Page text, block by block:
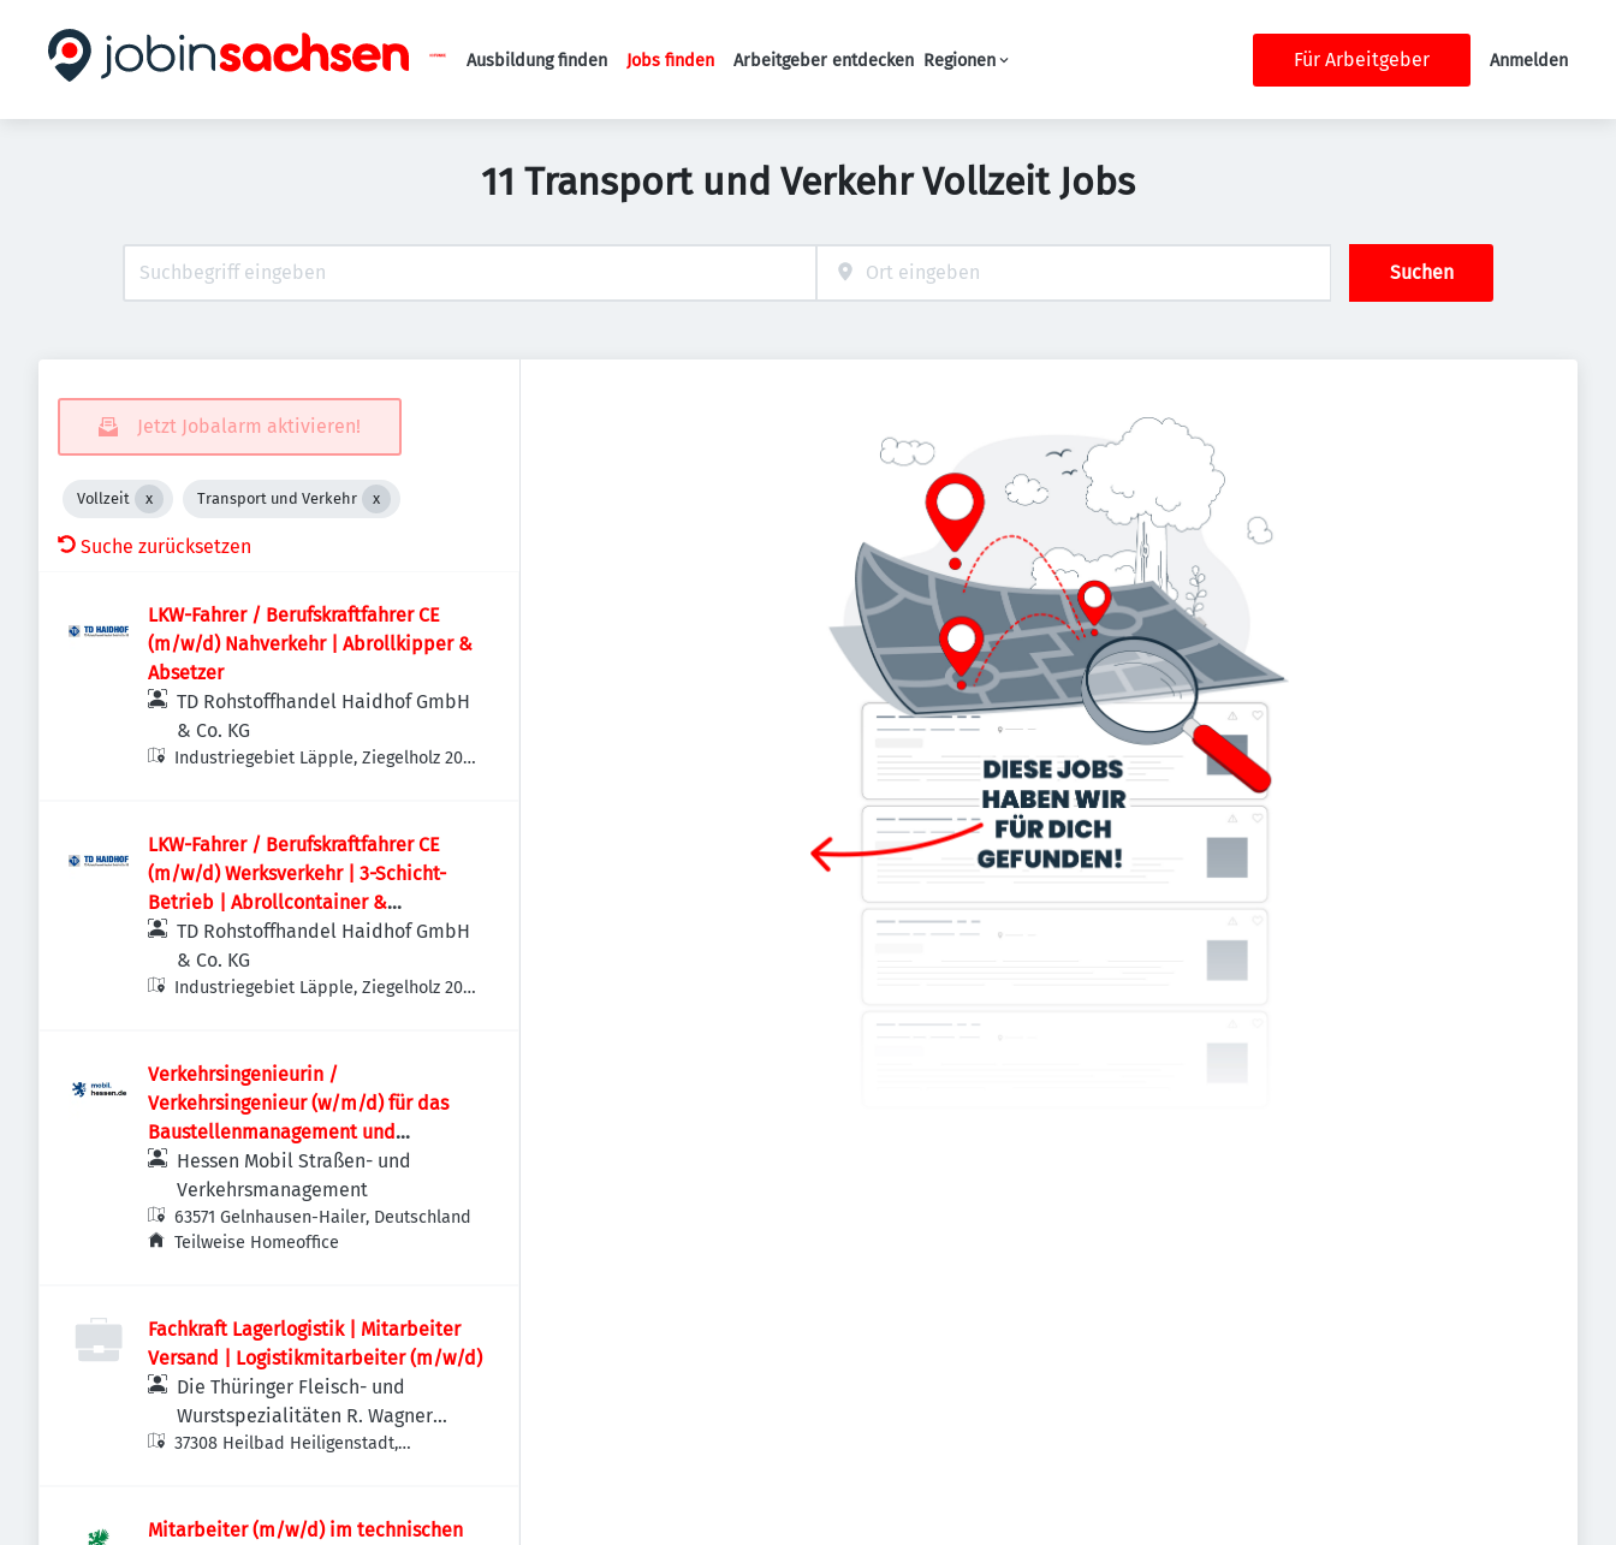
Haupt-Navigation
Ausbildung finden Jobs finden Arbeitgeber entdecken Regionen Für Arbeitgeber Anmelden
11 Transport und Verkehr Vollzeit Jobs
Suchen
Jetzt Jobalarm aktivieren!
Vollzeit Transport und Verkehr
Suche zurücksetzen
LKW-Fahrer / Berufskraftfahrer CE
(m/w/d) Nahverkehr | Abrollkipper &
Absetzer
TD Rohstoffhandel Haidhof GmbH
& Co. KG
Industriegebiet Läpple, Ziegelholz 20,
LKW-Fahrer / Berufskraftfahrer CE
(m/w/d) Werksverkehr | 3-Schicht-
Betrieb | Abrollcontainer &
Absetzmulden
TD Rohstoffhandel Haidhof GmbH
& Co. KG
Industriegebiet Läpple, Ziegelholz 20,
Verkehrsingenieurin /
Verkehrsingenieur (w/m/d) für das
Baustellenmanagement und
Infrastrukturprojekte
Hessen Mobil Straßen- und
Verkehrsmanagement
63571 Gelnhausen-Hailer, Deutschland
Teilweise Homeoffice
Fachkraft Lagerlogistik | Mitarbeiter
Versand | Logistikmitarbeiter (m/w/d)
Die Thüringer Fleisch- und
Wurstspezialitäten R. Wagner
GmbH
37308 Heilbad Heiligenstadt,
Mitarbeiter (m/w/d) im technischen